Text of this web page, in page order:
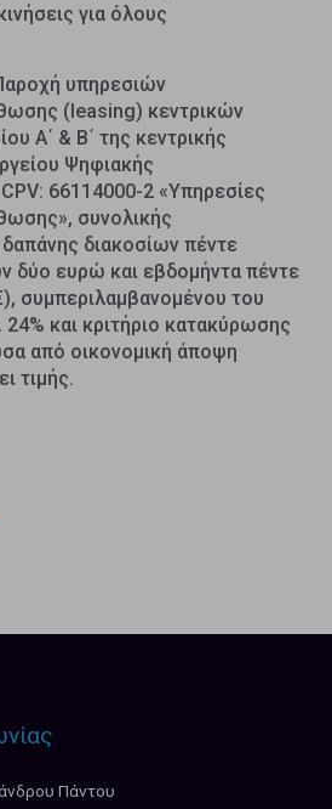
για όλους
υπηρεσιών
(leasing) κεντρικών
Α΄ & Β΄ της κεντρικής
Ψηφιακής
66114000-2 «Υπηρεσίες
συνολικής
διακοσίων πέντε
δύο ευρώ και εβδομήντα πέντε
συμπεριλαμβανομένου του
και κριτήριο κατακύρωσης
από οικονομική άποψη
τιμής.
Πάντου